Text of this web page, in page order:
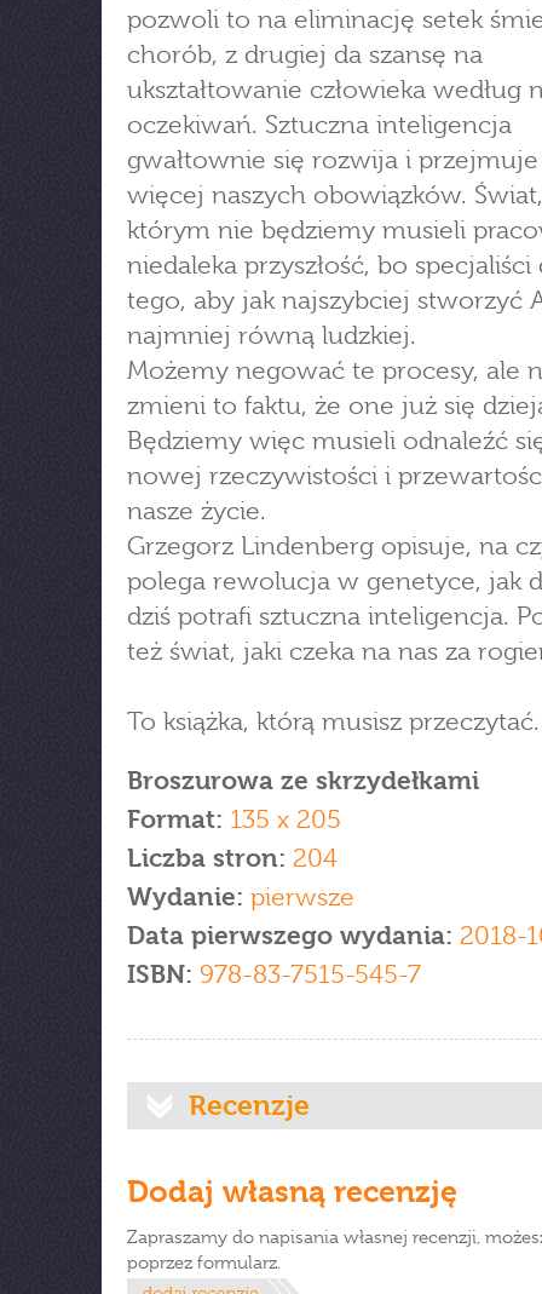
pozwoli to na eliminację setek
chorób, z drugiej da szansę na
ukształtowanie człowieka według
oczekiwań. Sztuczna inteligencja
gwałtownie się rozwija i
więcej naszych obowiązków.
którym nie będziemy musieli
niedaleka przyszłość, bo specjaliści
tego, aby jak najszybciej stworzyć
najmniej równą ludzkiej.
Możemy negować te procesy, ale
zmieni to faktu, że one już się
Będziemy więc musieli odnaleźć
nowej rzeczywistości i
nasze życie.
Grzegorz Lindenberg opisuje, na
polega rewolucja w genetyce, jak
dziś potrafi sztuczna inteligencja.
też świat, jaki czeka na nas za
To książka, którą musisz przeczytać.
Broszurowa ze skrzydełkami
Format: 135 x 205
Liczba stron: 204
Wydanie: pierwsze
Data pierwszego wydania: 2018-
ISBN: 978-83-7515-545-7
Recenzje
Dodaj własną recenzję
Zapraszamy do napisania własnej recenzji,
poprzez formularz.